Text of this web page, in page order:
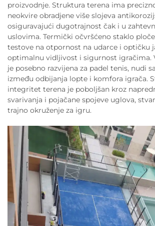
proizvodnje. Struktura terena ima
neokvire obradjene više slojeva
osiguravajući dugotrajnost čak i u
uslovima. Termički očvršćeno staklo
testove na otpornost na udarce i optičku
optimalnu vidljivost i sigurnost igračima.
je posebno razvijena za padel tenis, nudi
između odbijanja lopte i komfora igrača.
integritet terena je poboljšan kroz
svarivanja i pojačane spojeve uglova,
trajno okruženje za igru.